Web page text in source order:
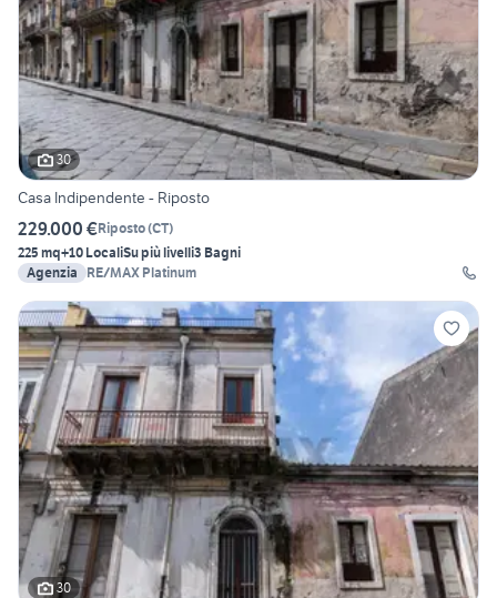
30
Casa Indipendente - Riposto
229.000 €Riposto(CT)
225 mq+10 LocaliSu più livelli3 Bagni
Agenzia
RE/MAX Platinum
30